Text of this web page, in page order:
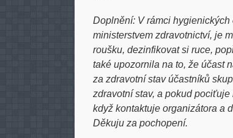
Doplnění: V rámci
ministerstvem zdravotnictví, je
roušku, dezinfikovat si ruce,
také upozornila na to, že účast
za zdravotní stav účastníků
zdravotní stav, a pokud
když kontaktuje organizátora a
Děkuju za pochopení.